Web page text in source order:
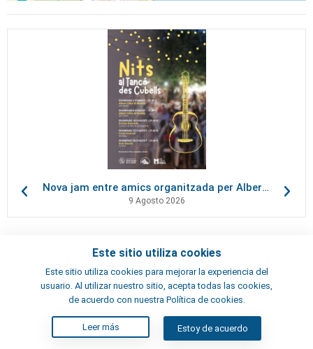
Nova jam entre amics organitzada per Albert Oliva, al Tancó des Cubells
9 Agosto 2026
Este sitio utiliza cookies
Este sitio utiliza cookies para mejorar la experiencia del
usuario. Al utilizar nuestro sitio, acepta todas las cookies,
de acuerdo con nuestra Política de cookies.
Leer más Estoy de acuerdo
Términos y condiciones